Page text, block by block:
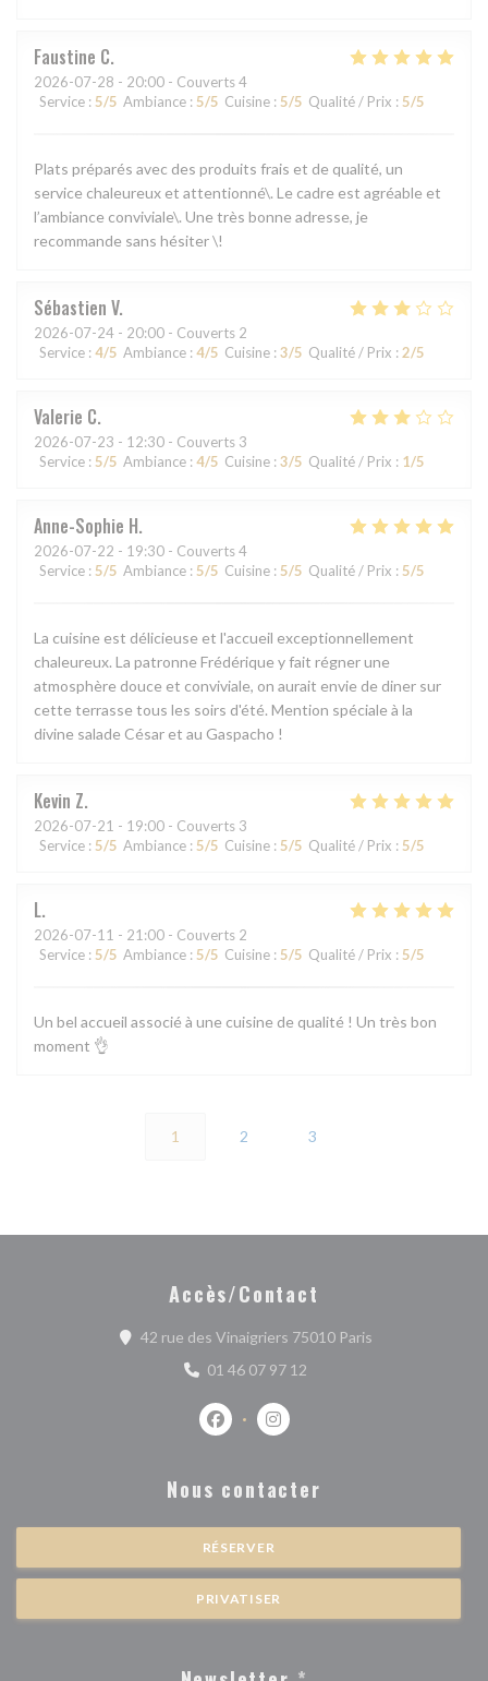
Faustine C
2026-07-28 - 20:00 - Couverts 4
Service : 5/5 Ambiance : 5/5 Cuisine : 5/5 Qualité / Prix : 5/5
Plats préparés avec des produits frais et de qualité, un
service chaleureux et attentionné\. Le cadre est agréable et
l’ambiance conviviale\. Une très bonne adresse, je
recommande sans hésiter \!
Sébastien V
2026-07-24 - 20:00 - Couverts 2
Service : 4/5 Ambiance : 4/5 Cuisine : 3/5 Qualité / Prix : 2/5
Valerie C
2026-07-23 - 12:30 - Couverts 3
Service : 5/5 Ambiance : 4/5 Cuisine : 3/5 Qualité / Prix : 1/5
Anne-Sophie H
2026-07-22 - 19:30 - Couverts 4
Service : 5/5 Ambiance : 5/5 Cuisine : 5/5 Qualité / Prix : 5/5
La cuisine est délicieuse et l'accueil exceptionnellement
chaleureux. La patronne Frédérique y fait régner une
atmosphère douce et conviviale, on aurait envie de diner sur
cette terrasse tous les soirs d'été. Mention spéciale à la
divine salade César et au Gaspacho !
Kevin Z
2026-07-21 - 19:00 - Couverts 3
Service : 5/5 Ambiance : 5/5 Cuisine : 5/5 Qualité / Prix : 5/5
L
2026-07-11 - 21:00 - Couverts 2
Service : 5/5 Ambiance : 5/5 Cuisine : 5/5 Qualité / Prix : 5/5
Un bel accueil associé à une cuisine de qualité ! Un très bon
moment 👌
1 2 3
Accès/Contact
42 rue des Vinaigriers 75010 Paris
01 46 07 97 12
Facebook ((ouvre une nouvelle
Instagram ((ouvre une
Nous contacter
RÉSERVER
PRIVATISER